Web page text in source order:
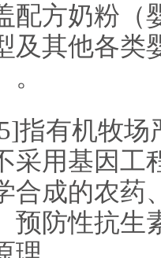
配方奶粉（
及其他各类
。
指有机牧场
采用基因工
合成的农药
预防性抗生